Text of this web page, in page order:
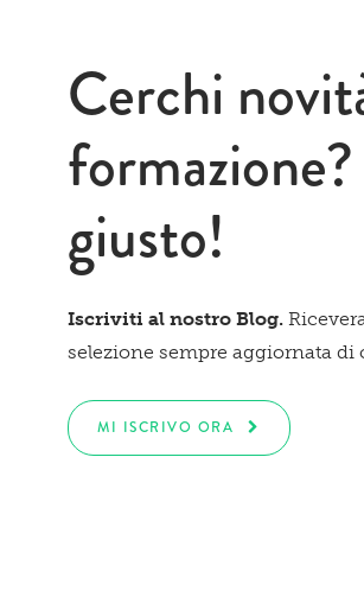
Cerchi
giusto!
Iscriviti al nostro Blog.
selezione sempre aggiornata
MI ISCRIVO ORA